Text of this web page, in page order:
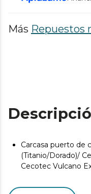
Más Repuestos
Carcasa puerto de
(Titanio/Dorado)/
Cecotec Vulcano